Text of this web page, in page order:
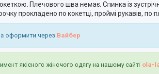
Плечового шва немає. Спинка із
прокладено по кокетці, проймі рукавів, по
оформити через Вайбер
якісного жіночого одягу на нашому сайті ola-